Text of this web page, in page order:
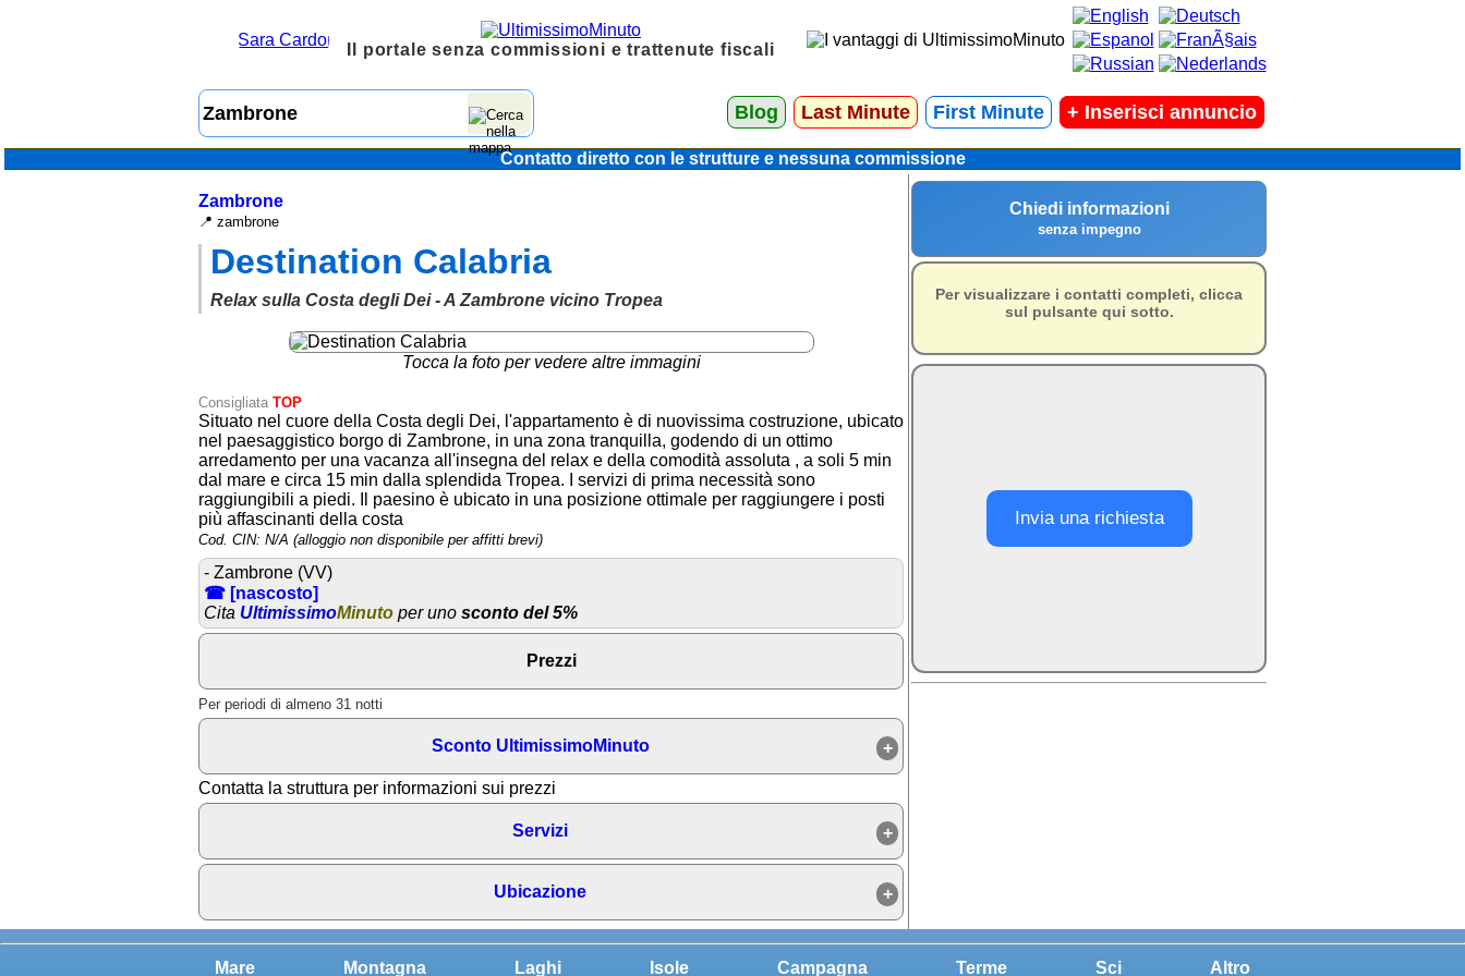
Il portale senza commissioni e trattenute fiscali
Blog Last Minute First Minute + Inserisci annuncio
Contatto diretto con le strutture e nessuna commissione
Zambrone
📍 zambrone
Destination Calabria
Relax sulla Costa degli Dei - A Zambrone vicino Tropea
Tocca la foto per vedere altre immagini
Consigliata TOP
Situato nel cuore della Costa degli Dei, l'appartamento è di nuovissima costruzione, ubicato
nel paesaggistico borgo di Zambrone, in una zona tranquilla, godendo di un ottimo
arredamento per una vacanza all'insegna del relax e della comodità assoluta , a soli 5 min
dal mare e circa 15 min dalla splendida Tropea. I servizi di prima necessità sono
raggiungibili a piedi. Il paesino è ubicato in una posizione ottimale per raggiungere i posti
più affascinanti della costa
Cod. CIN: N/A (alloggio non disponibile per affitti brevi)
- Zambrone (VV)
☎ [nascosto]
Cita UltimissimoMinuto per uno sconto del 5%
Prezzi
Per periodi di almeno 31 notti
Sconto UltimissimoMinuto
Contatta la struttura per informazioni sui prezzi
Servizi
Ubicazione
Chiedi informazioni
senza impegno
Per visualizzare i contatti completi, clicca
sul pulsante qui sotto.
Invia una richiesta
Mare Montagna Laghi Isole Campagna Terme Sci Altro